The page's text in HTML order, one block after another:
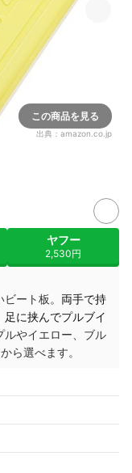
この商品を見る
出典： amazon.co.jp
ヤフー
2,530円
ート板。 両手で持
に挟んでプルブイ
ルやイエロー、ブル
ら選べます。